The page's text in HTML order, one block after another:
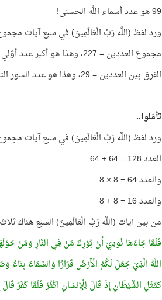
99 هو عدد أسماء اللَّه الحسنى!
ورد لفظ (اللَّه رَبِّ الْعَالَمِينَ) في سبع آيات مجموع
مجموع العددين = 227، وهذا هو أكبر عدد أوّلي مستخدم في الدلالة على عدد آيات سور القرآن!
الفرق بين العددين = 29، وهذا هو عدد السور التي لم يرد بها اسم اللَّه!
تأمّلوا..
ورد لفظ (اللَّه رَبِّ الْعَالَمِينَ) في سبع آيات مجموع
العدد 128 = 64 + 64
والعدد 64 = 8 × 8
والعدد 16 = 8 + 8
من بين آيات (اللَّه رَبِّ الْعَالَمِينَ) السبع هناك ثلاث آيات
فَلَمَّا جَاءَهَا نُودِيَ أَنْ بُوْرِكَ مَنْ فِي النَّارِ وَمَنْ
اللَّهُ الَّذِيْ جَعَلَ لَكُمُ الْأَرْضَ قَرَارًا وَالسَّمَاءَ
كمَثَلِ الشَّيْطَانِ إِذْ قَالَ لِلْإِنسَانِ اكْفُرْ فَلَمَّا كَفَرَ